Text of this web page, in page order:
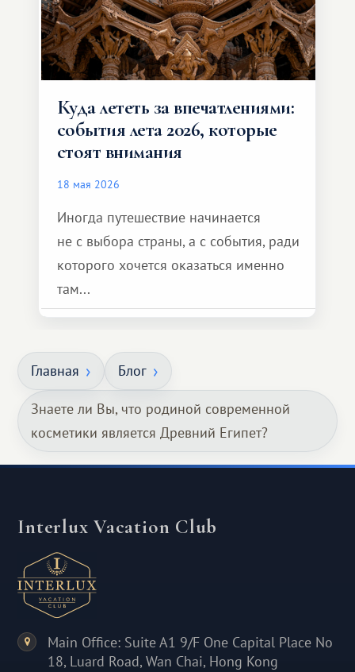
Куда лететь за впечатлениями:
события лета 2026, которые
стоят внимания
18 мая 2026
Иногда путешествие начинается
не с выбора страны, а с события, ради
которого хочется оказаться именно
там...
Главная Блог
Знаете ли Вы, что родиной современной
косметики является Древний Египет?
Interlux Vacation Club
Main Office: Suite A1 9/F One Capital Place No
18, Luard Road, Wan Chai, Hong Kong